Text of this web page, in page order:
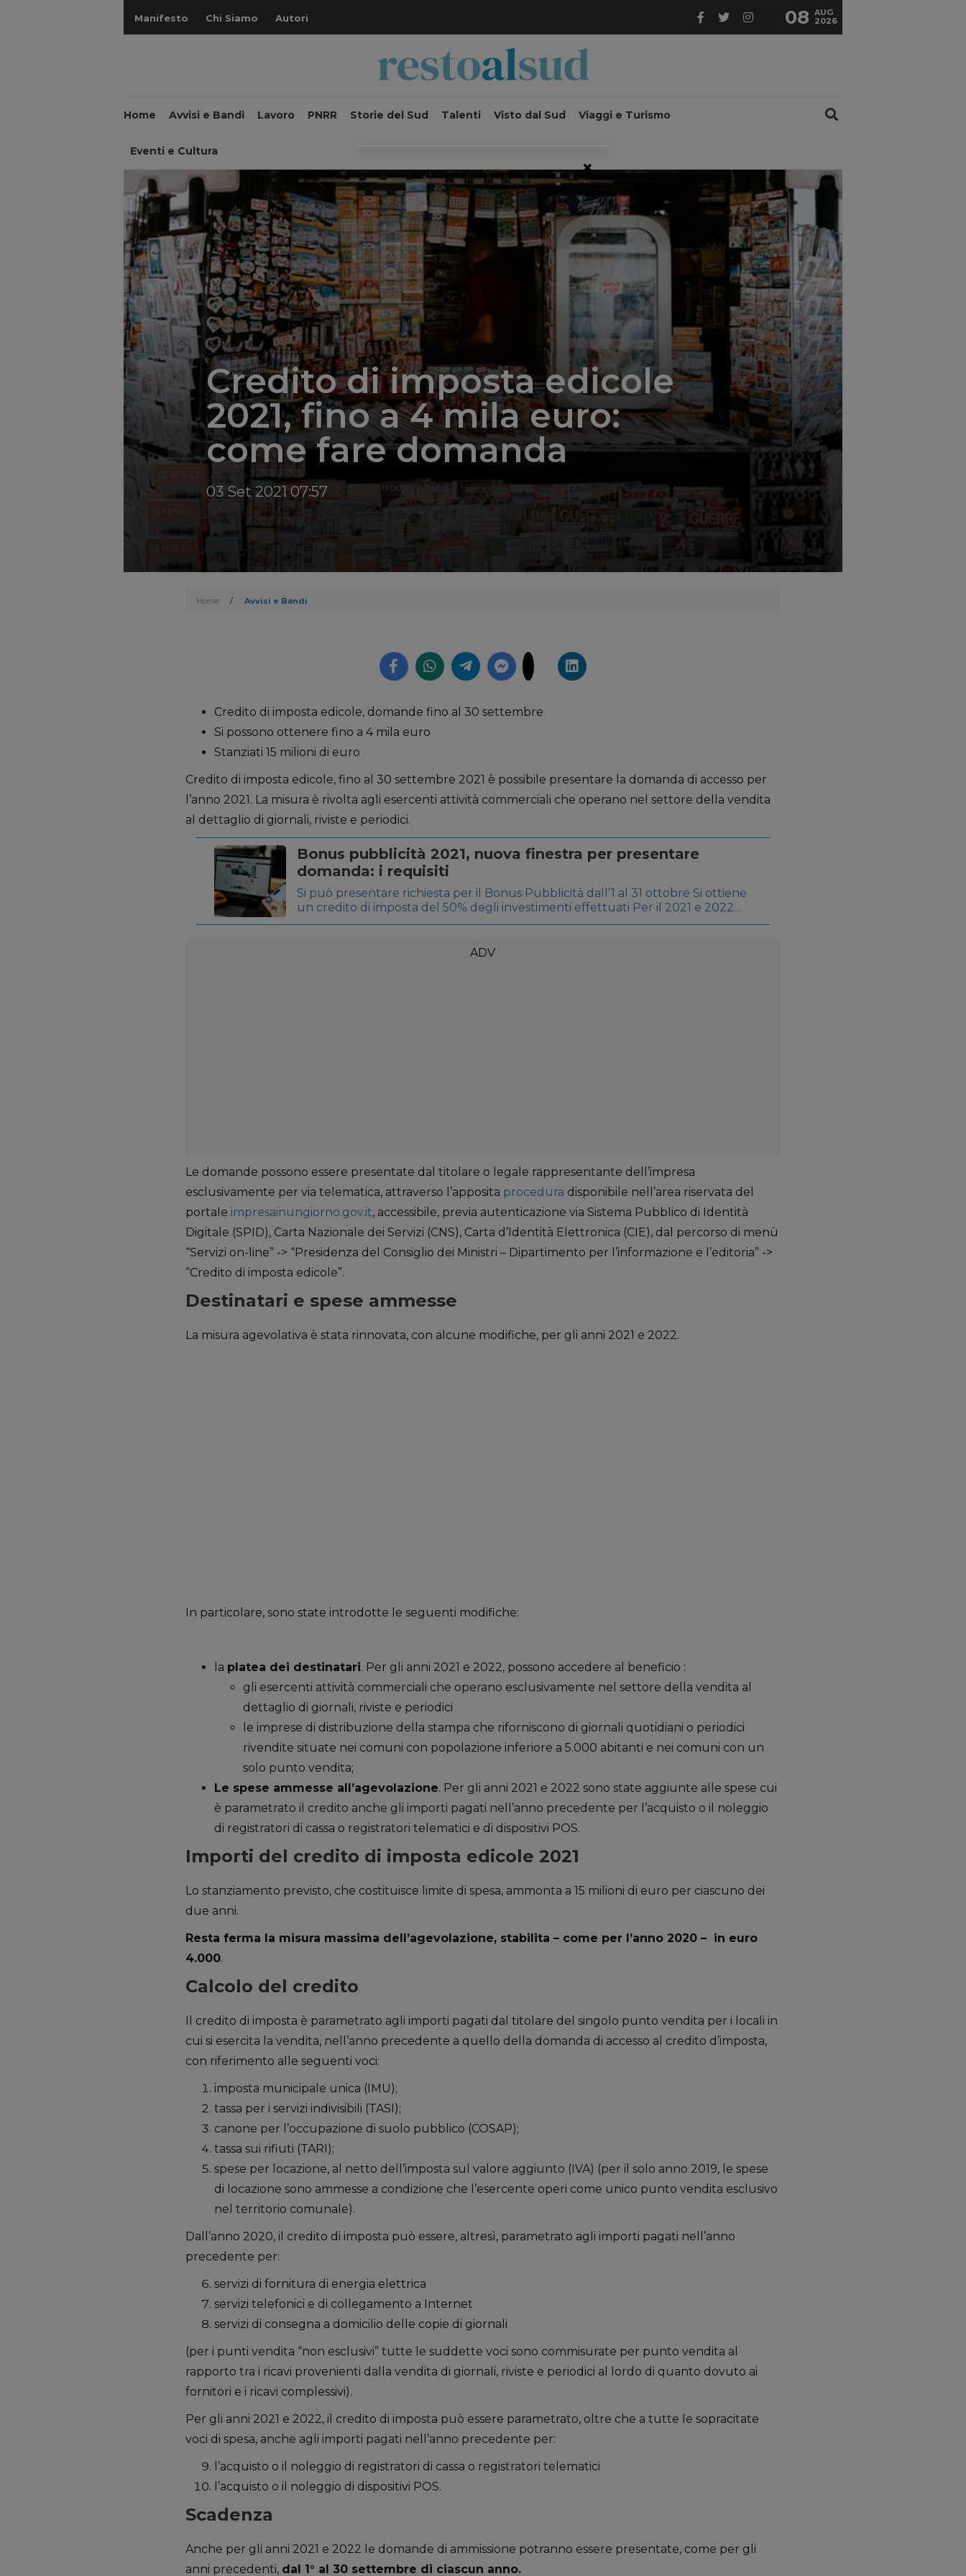
Manifesto Chi Siamo Autori 08 AUG
2026
Home Avvisi e Bandi Lavoro PNRR Storie del Sud Talenti Visto dal Sud Viaggi e Turismo
Eventi e Cultura
';
Credito di imposta edicole
2021, fino a 4 mila euro:
come fare domanda
03 Set 2021 07:57
Home / Avvisi e Bandi
Credito di imposta edicole, domande fino al 30 settembre
Si possono ottenere fino a 4 mila euro
Stanziati 15 milioni di euro
Credito di imposta edicole, fino al 30 settembre 2021 è possibile presentare la domanda di accesso per
l’anno 2021. La misura è rivolta agli esercenti attività commerciali che operano nel settore della vendita
al dettaglio di giornali, riviste e periodici.
Bonus pubblicità 2021, nuova finestra per presentare
domanda: i requisiti
Si può presentare richiesta per il Bonus Pubblicità dall’1 al 31 ottobre Si ottiene
un credito di imposta del 50% degli investimenti effettuati Per il 2021 e 2022
viene meno il presupposto dell’incremento dell’1% dell’investimento Le aziende
presupposto dell’incremento dell’1% dell’investimento […]
Le domande possono essere presentate dal titolare o legale rappresentante dell’impresa
esclusivamente per via telematica, attraverso l’apposita procedura disponibile nell’area riservata del
portale impresainungiorno.gov.it, accessibile, previa autenticazione via Sistema Pubblico di Identità
Digitale (SPID), Carta Nazionale dei Servizi (CNS), Carta d’Identità Elettronica (CIE), dal percorso di menù
“Servizi on-line” -> “Presidenza del Consiglio dei Ministri – Dipartimento per l’informazione e l’editoria” ->
“Credito di imposta edicole”.
Destinatari e spese ammesse
La misura agevolativa è stata rinnovata, con alcune modifiche, per gli anni 2021 e 2022.
In particolare, sono state introdotte le seguenti modifiche:
la platea dei destinatari. Per gli anni 2021 e 2022, possono accedere al beneficio :
gli esercenti attività commerciali che operano esclusivamente nel settore della vendita al
dettaglio di giornali, riviste e periodici
le imprese di distribuzione della stampa che riforniscono di giornali quotidiani o periodici
rivendite situate nei comuni con popolazione inferiore a 5.000 abitanti e nei comuni con un
solo punto vendita;
Le spese ammesse all’agevolazione. Per gli anni 2021 e 2022 sono state aggiunte alle spese cui
è parametrato il credito anche gli importi pagati nell’anno precedente per l’acquisto o il noleggio
di registratori di cassa o registratori telematici e di dispositivi POS.
Importi del credito di imposta edicole 2021
Lo stanziamento previsto, che costituisce limite di spesa, ammonta a 15 milioni di euro per ciascuno dei
due anni.
Resta ferma la misura massima dell’agevolazione, stabilita – come per l’anno 2020 – in euro
4.000.
Calcolo del credito
Il credito di imposta è parametrato agli importi pagati dal titolare del singolo punto vendita per i locali in
cui si esercita la vendita, nell’anno precedente a quello della domanda di accesso al credito d’imposta,
con riferimento alle seguenti voci:
imposta municipale unica (IMU);
tassa per i servizi indivisibili (TASI);
canone per l’occupazione di suolo pubblico (COSAP);
tassa sui rifiuti (TARI);
spese per locazione, al netto dell’imposta sul valore aggiunto (IVA) (per il solo anno 2019, le spese
di locazione sono ammesse a condizione che l’esercente operi come unico punto vendita esclusivo
nel territorio comunale).
Dall’anno 2020, il credito di imposta può essere, altresì, parametrato agli importi pagati nell’anno
precedente per:
servizi di fornitura di energia elettrica
servizi telefonici e di collegamento a Internet
servizi di consegna a domicilio delle copie di giornali
(per i punti vendita “non esclusivi” tutte le suddette voci sono commisurate per punto vendita al
rapporto tra i ricavi provenienti dalla vendita di giornali, riviste e periodici al lordo di quanto dovuto ai
fornitori e i ricavi complessivi).
Per gli anni 2021 e 2022, il credito di imposta può essere parametrato, oltre che a tutte le sopracitate
voci di spesa, anche agli importi pagati nell’anno precedente per:
l’acquisto o il noleggio di registratori di cassa o registratori telematici
l’acquisto o il noleggio di dispositivi POS.
Scadenza
Anche per gli anni 2021 e 2022 le domande di ammissione potranno essere presentate, come per gli
anni precedenti, dal 1° al 30 settembre di ciascun anno.
×